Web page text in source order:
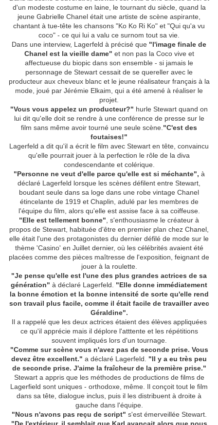
d'un modeste costume en laine, le tournant du siècle, quand la
jeune Gabrielle Chanel était une artiste de scène aspirante,
chantant à tue-tête les chansons "Ko Ko Ri Ko" et "Qui qu'a vu
coco" - ce qui lui a valu ce surnom tout sa vie.
Dans une interview, Lagerfeld à précisé que "l'image finale de
Chanel est la vieille dame" et non pas la Coco vive et
affectueuse du biopic dans son ensemble - si jamais le
personnage de Stewart cessait de se quereller avec le
producteur aux cheveux blanc et le jeune réalisateur français à la
mode, joué par Jérémie Elkaim, qui a été amené à réaliser le
projet.
"Vous vous appelez un producteur?" hurle Stewart quand on
lui dit qu'elle doit se rendre à une conférence de presse sur le
film sans même avoir tourné une seule scène. "C'est des
foutaises!"
Lagerfeld a dit qu'il a écrit le film avec Stewart en tête, convaincu
qu'elle pourrait jouer à la perfection le rôle de la diva
condescendante et colérique.
"Personne ne veut d'elle parce qu'elle est si méchante", à
déclaré Lagerfeld lorsque les scènes défilent entre Stewart,
boudant seule dans sa loge dans une robe vintage Chanel
étincelante de 1919 et Chaplin, adulé par les membres de
l'équipe du film, alors qu'elle est assise face à sa coiffeuse.
"Elle est tellement bonne" , s'enthousiasme le créateur à
propos de Stewart, habituée d'être en premier plan chez Chanel,
elle était l'une des protagonistes du dernier défilé de mode sur le
thème 'Casino' en Juillet dernier, où les célébrités avaient été
placées comme des pièces maîtresse de l'exposition, feignant de
jouer à la roulette.
"Je pense qu'elle est l'une des plus grandes actrices de sa
génération" à déclaré Lagerfeld. "Elle donne immédiatement
la bonne émotion et la bonne intensité de sorte qu'elle rend
son travail plus facile, comme il était facile de travailler avec
Géraldine".
Il a rappelé que les deux actrices étaient des élèves appliquées
ce qu'il apprécie mais il déplore l'atttente et les répétitions
souvent impliqués lors d'un tournage.
"Comme sur scène vous n'avez pas de seconde prise. Vous
devez être excellent." a déclaré Lagerfeld. "Il y a eu très peu
de seconde prise. J'aime la fraîcheur de la première prise."
Stewart a appris que les méthodes de productions de films de
Lagerfield sont uniques - orthodoxe, même. Il conçoit tout le film
dans sa tête, dialogue inclus, puis il les distribuent à droite à
gauche dans l'équipe.
"Nous n'avons pas reçu de script" s'est émerveillée Stewart.